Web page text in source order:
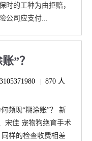
时的工种为由拒赔，
公司应支付...
”？
870 人
频现“糊涂账”？ 新
宋佳 宠物狗绝育手术
样的检查收费相差